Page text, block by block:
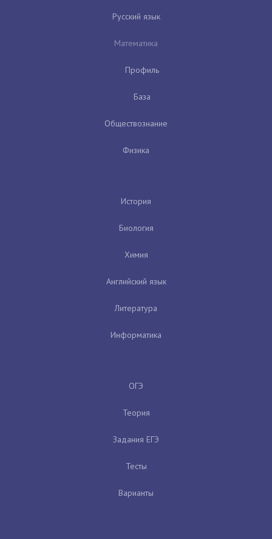
Русский язык
Математика
Профиль
База
Обществознание
Физика
История
Биология
Химия
Английский язык
Литература
Информатика
ОГЭ
Теория
Задания ЕГЭ
Тесты
Варианты